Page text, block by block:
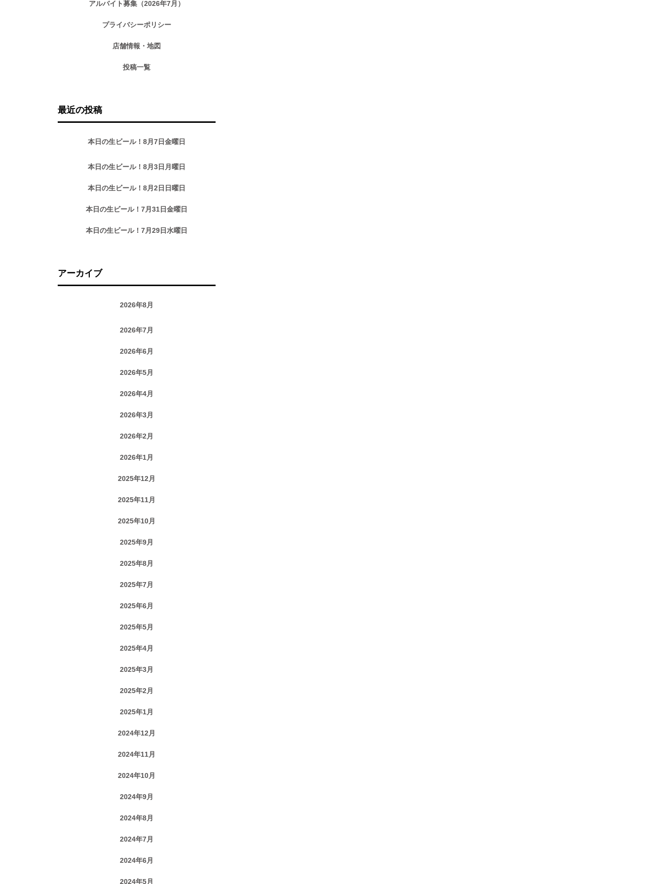
アルバイト募集（2026年7月）
プライバシーポリシー
店舗情報・地図
投稿一覧
最近の投稿
本日の生ビール！8月7日金曜日
本日の生ビール！8月3日月曜日
本日の生ビール！8月2日日曜日
本日の生ビール！7月31日金曜日
本日の生ビール！7月29日水曜日
アーカイブ
2026年8月
2026年7月
2026年6月
2026年5月
2026年4月
2026年3月
2026年2月
2026年1月
2025年12月
2025年11月
2025年10月
2025年9月
2025年8月
2025年7月
2025年6月
2025年5月
2025年4月
2025年3月
2025年2月
2025年1月
2024年12月
2024年11月
2024年10月
2024年9月
2024年8月
2024年7月
2024年6月
2024年5月